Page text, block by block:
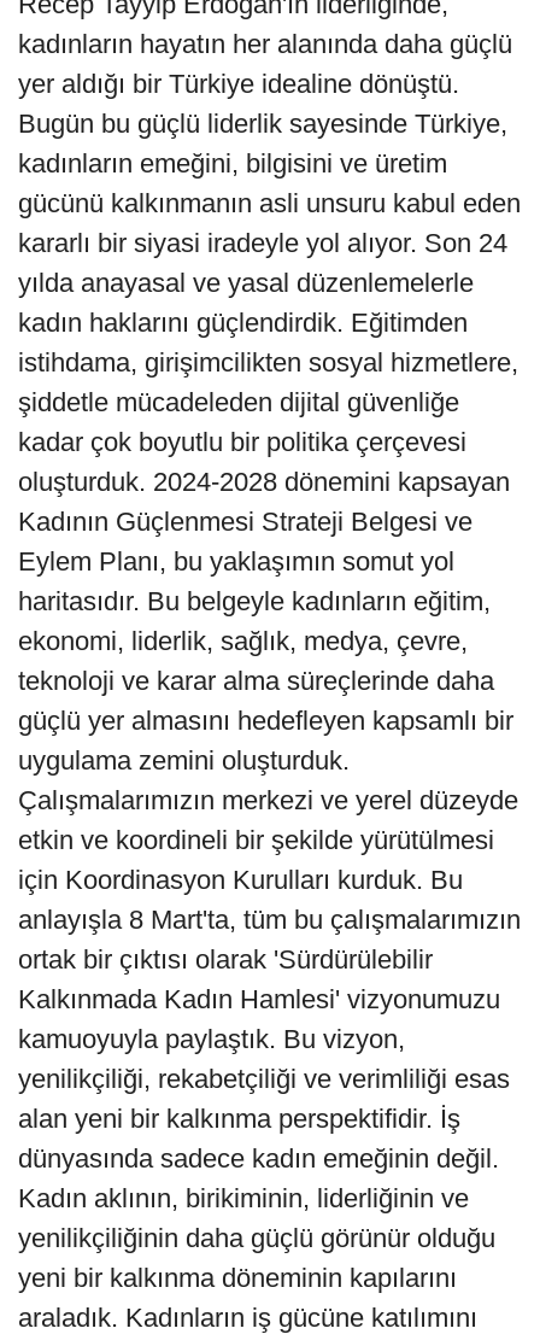
kadınların hayatın her alanında daha güçlü
yer aldığı bir Türkiye idealine dönüştü.
Bugün bu güçlü liderlik sayesinde Türkiye,
kadınların emeğini, bilgisini ve üretim
gücünü kalkınmanın asli unsuru kabul eden
kararlı bir siyasi iradeyle yol alıyor. Son 24
yılda anayasal ve yasal düzenlemelerle
kadın haklarını güçlendirdik. Eğitimden
istihdama, girişimcilikten sosyal hizmetlere,
şiddetle mücadeleden dijital güvenliğe
kadar çok boyutlu bir politika çerçevesi
oluşturduk. 2024-2028 dönemini kapsayan
Kadının Güçlenmesi Strateji Belgesi ve
Eylem Planı, bu yaklaşımın somut yol
haritasıdır. Bu belgeyle kadınların eğitim,
ekonomi, liderlik, sağlık, medya, çevre,
teknoloji ve karar alma süreçlerinde daha
güçlü yer almasını hedefleyen kapsamlı bir
uygulama zemini oluşturduk.
Çalışmalarımızın merkezi ve yerel düzeyde
etkin ve koordineli bir şekilde yürütülmesi
için Koordinasyon Kurulları kurduk. Bu
anlayışla 8 Mart'ta, tüm bu çalışmalarımızın
ortak bir çıktısı olarak 'Sürdürülebilir
Kalkınmada Kadın Hamlesi' vizyonumuzu
kamuoyuyla paylaştık. Bu vizyon,
yenilikçiliği, rekabetçiliği ve verimliliği esas
alan yeni bir kalkınma perspektifidir. İş
dünyasında sadece kadın emeğinin değil.
Kadın aklının, birikiminin, liderliğinin ve
yenilikçiliğinin daha güçlü görünür olduğu
yeni bir kalkınma döneminin kapılarını
araladık. Kadınların iş gücüne katılımını